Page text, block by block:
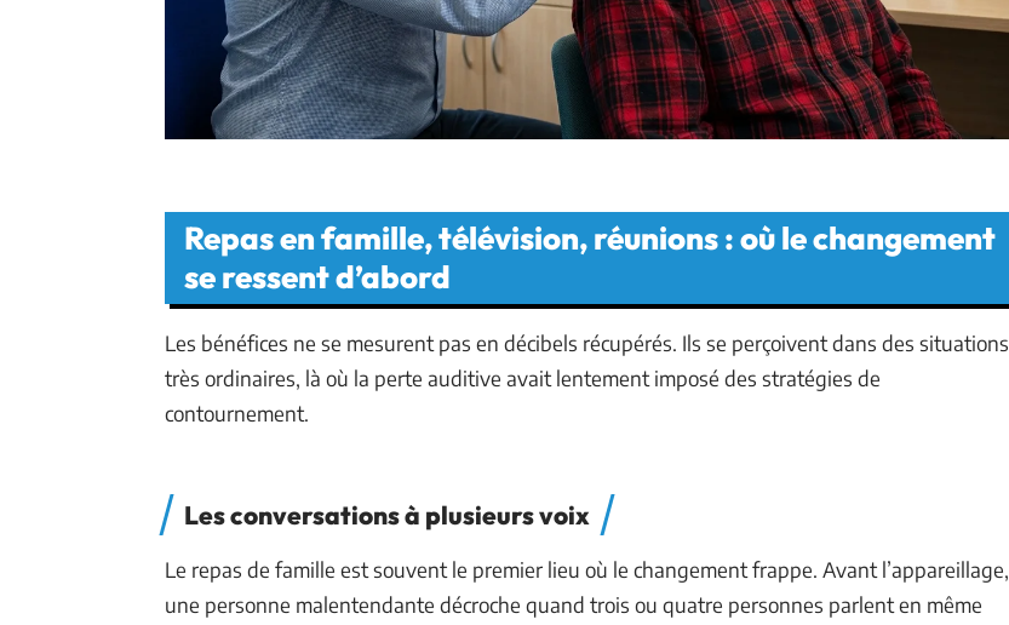
Repas en famille, télévision, réunions : où le changement
se ressent d’abord
Les bénéfices ne se mesurent pas en décibels récupérés. Ils se perçoivent dans des situations
très ordinaires, là où la perte auditive avait lentement imposé des stratégies de
contournement.
Les conversations à plusieurs voix
Le repas de famille est souvent le premier lieu où le changement frappe. Avant l’appareillage,
une personne malentendante décroche quand trois ou quatre personnes parlent en même